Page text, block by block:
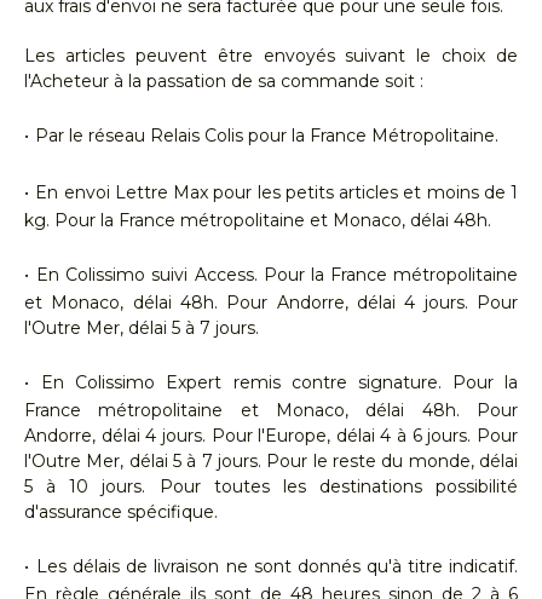
aux frais d'envoi ne sera facturée que pour une seule fois.
Les articles peuvent être envoyés suivant le choix de
l'Acheteur à la passation de sa commande soit :
• Par le réseau Relais Colis pour la France Métropolitaine.
• En envoi Lettre Max pour les petits articles et moins de 1
kg. Pour la France métropolitaine et Monaco, délai 48h.
• En Colissimo suivi Access. Pour la France métropolitaine
et Monaco, délai 48h. Pour Andorre, délai 4 jours. Pour
l'Outre Mer, délai 5 à 7 jours.
•
En Colissimo Expert remis contre signature. Pour la
France métropolitaine et Monaco, délai 48h. Pour
Andorre, délai 4 jours. Pour l'Europe, délai 4 à 6 jours. Pour
l'Outre Mer, délai 5 à 7 jours. Pour le reste du monde, délai
5 à 10 jours. Pour toutes les destinations possibilité
d'assurance spécifique.
• Les délais de livraison ne sont donnés qu'à titre indicatif.